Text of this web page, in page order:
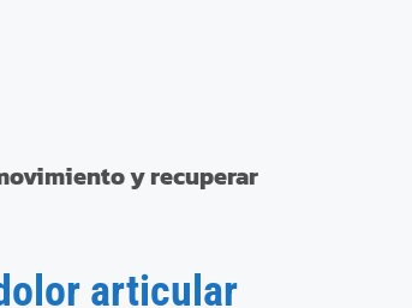
y recuperar
articular